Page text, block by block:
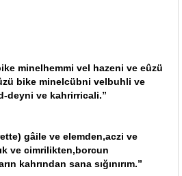
minelhemmi vel hazeni ve eûzü
bike minelcübni velbuhli ve
deyni ve kahrirricali.”
gâile ve elemden,aczi ve
ve cimrilikten,borcun
kahrından sana sığınırım.”